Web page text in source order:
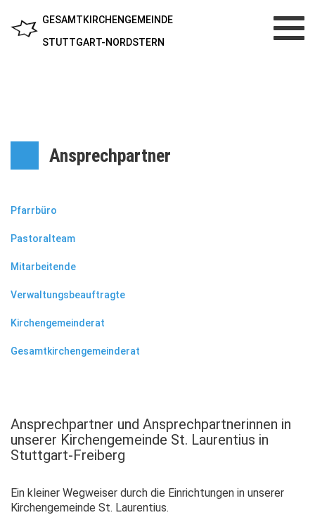
GESAMTKIRCHENGEMEINDE
STUTTGART-NORDSTERN
Ansprechpartner
Pfarrbüro
Pastoralteam
Mitarbeitende
Verwaltungsbeauftragte
Kirchengemeinderat
Gesamtkirchengemeinderat
Ansprechpartner und Ansprechpartnerinnen in
unserer Kirchengemeinde St. Laurentius in
Stuttgart-Freiberg
Ein kleiner Wegweiser durch die Einrichtungen in unserer
Kirchengemeinde St. Laurentius.